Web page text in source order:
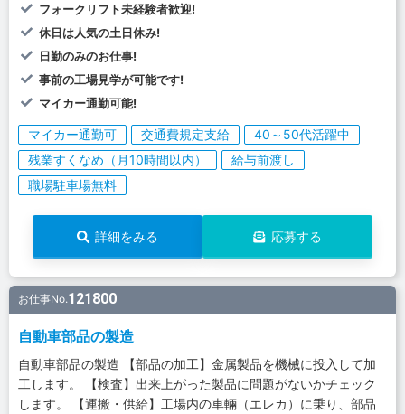
フォークリフト未経験者歓迎!
休日は人気の土日休み!
日勤のみのお仕事!
事前の工場見学が可能です!
マイカー通勤可能!
マイカー通勤可 交通費規定支給
40～50代活躍中
残業すくなめ（月10時間以内）
給与前渡し
職場駐車場無料
詳細をみる 応募する
お仕事No.121800
自動車部品の製造
自動車部品の製造 【部品の加工】金属製品を機械に投入して加
工します。 【検査】出来上がった製品に問題がないかチェック
します。 【運搬・供給】工場内の車輛（エレカ）に乗り、部品